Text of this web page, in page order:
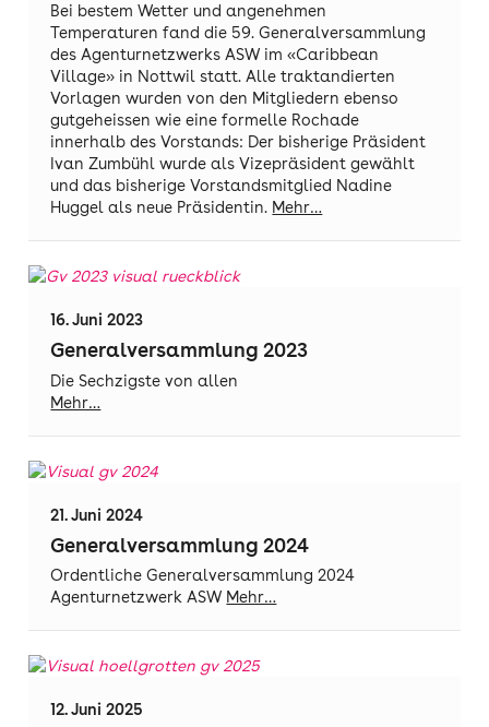
Bei bestem Wetter und angenehmen
Temperaturen fand die 59. Generalversammlung
des Agenturnetzwerks ASW im «Caribbean
Village» in Nottwil statt. Alle traktandierten
Vorlagen wurden von den Mitgliedern ebenso
gutgeheissen wie eine formelle Rochade
innerhalb des Vorstands: Der bisherige Präsident
Ivan Zumbühl wurde als Vizepräsident gewählt
und das bisherige Vorstandsmitglied Nadine
Huggel als neue Präsidentin. Mehr…
16. Juni 2023
Generalversammlung 2023
Die Sechzigste von allen
Mehr…
21. Juni 2024
Generalversammlung 2024
Ordentliche Generalversammlung 2024
Agenturnetzwerk ASW Mehr…
12. Juni 2025